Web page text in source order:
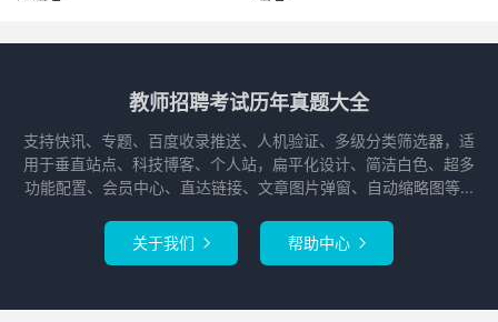
教师招聘考试历年真题大全
支持快讯、专题、百度收录推送、人机验证、多级分类筛选器，适
用于垂直站点、科技博客、个人站，扁平化设计、简洁白色、超多
功能配置、会员中心、直达链接、文章图片弹窗、自动缩略图等...
关于我们  帮助中心 